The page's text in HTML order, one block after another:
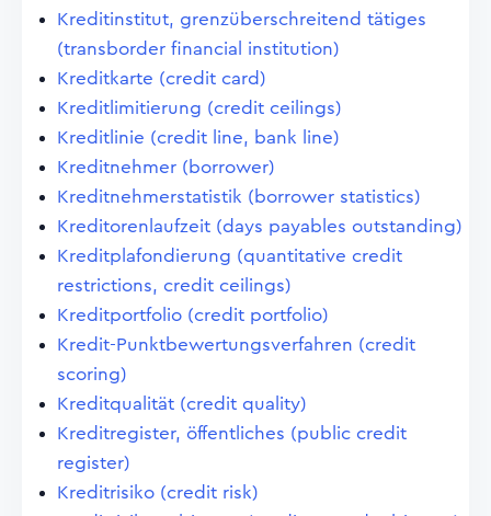
Kreditinstitut, grenzüberschreitend tätiges
(transborder financial institution)
Kreditkarte (credit card)
Kreditlimitierung (credit ceilings)
Kreditlinie (credit line, bank line)
Kreditnehmer (borrower)
Kreditnehmerstatistik (borrower statistics)
Kreditorenlaufzeit (days payables outstanding)
Kreditplafondierung (quantitative credit
restrictions, credit ceilings)
Kreditportfolio (credit portfolio)
Kredit-Punktbewertungsverfahren (credit
scoring)
Kreditqualität (credit quality)
Kreditregister, öffentliches (public credit
register)
Kreditrisiko (credit risk)